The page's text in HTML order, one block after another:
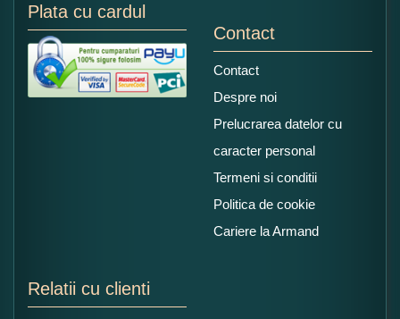
Plata cu cardul
Contact
Contact
Despre noi
Prelucrarea datelor cu
caracter personal
Termeni si conditii
Politica de cookie
Cariere la Armand
Relatii cu clienti